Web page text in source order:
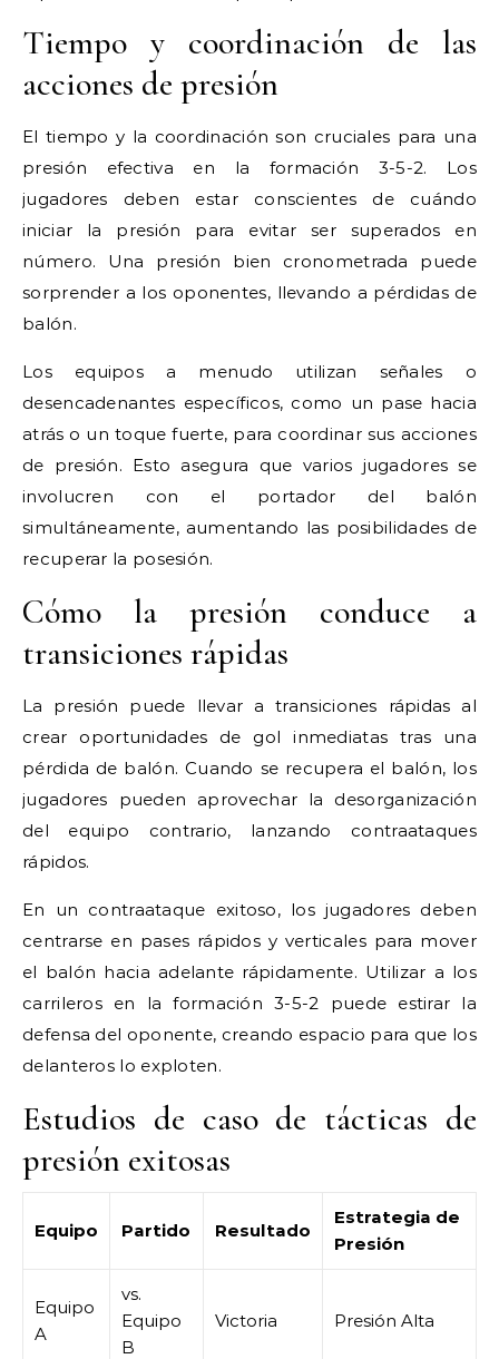
Tiempo y coordinación de las
acciones de presión
El tiempo y la coordinación son cruciales para una
presión efectiva en la formación 3-5-2. Los
jugadores deben estar conscientes de cuándo
iniciar la presión para evitar ser superados en
número. Una presión bien cronometrada puede
sorprender a los oponentes, llevando a pérdidas de
balón.
Los equipos a menudo utilizan señales o
desencadenantes específicos, como un pase hacia
atrás o un toque fuerte, para coordinar sus acciones
de presión. Esto asegura que varios jugadores se
involucren con el portador del balón
simultáneamente, aumentando las posibilidades de
recuperar la posesión.
Cómo la presión conduce a
transiciones rápidas
La presión puede llevar a transiciones rápidas al
crear oportunidades de gol inmediatas tras una
pérdida de balón. Cuando se recupera el balón, los
jugadores pueden aprovechar la desorganización
del equipo contrario, lanzando contraataques
rápidos.
En un contraataque exitoso, los jugadores deben
centrarse en pases rápidos y verticales para mover
el balón hacia adelante rápidamente. Utilizar a los
carrileros en la formación 3-5-2 puede estirar la
defensa del oponente, creando espacio para que los
delanteros lo exploten.
Estudios de caso de tácticas de
presión exitosas
Equipo Partido Resultado
Estrategia de
Presión
Equipo
A
vs.
Equipo
B
Victoria Presión Alta